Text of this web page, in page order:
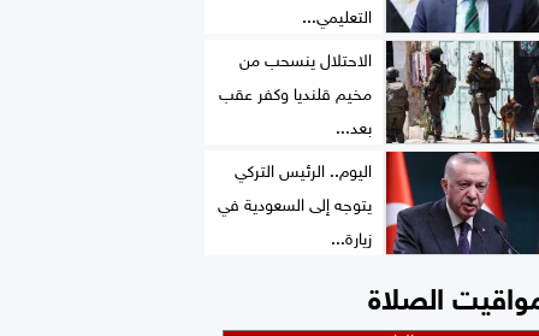
التعليمي...
الاحتلال ينسحب من
مخيم قلنديا وكفر عقب
بعد...
اليوم.. الرئيس التركي
يتوجه إلى السعودية في
زيارة...
الصلاة